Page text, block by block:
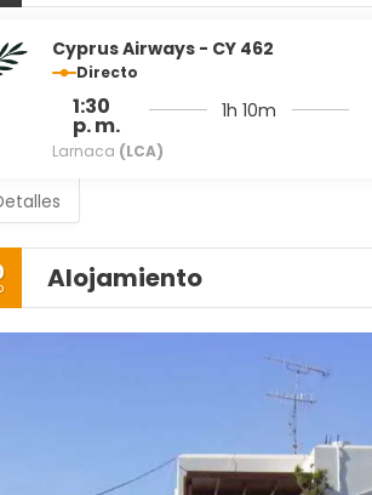
Cyprus Airways - CY 462
Directo
1:30
p. m.
Larnaca (LCA)
1h 10m
Alojamiento